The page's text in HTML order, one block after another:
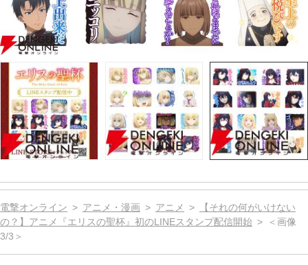
電撃オンライン アニメ・漫画 アニメ
【それの何がいけない
の？】アニメ『エリスの聖杯』初のLINEスタンプ配信開始
＜画像
3/3＞